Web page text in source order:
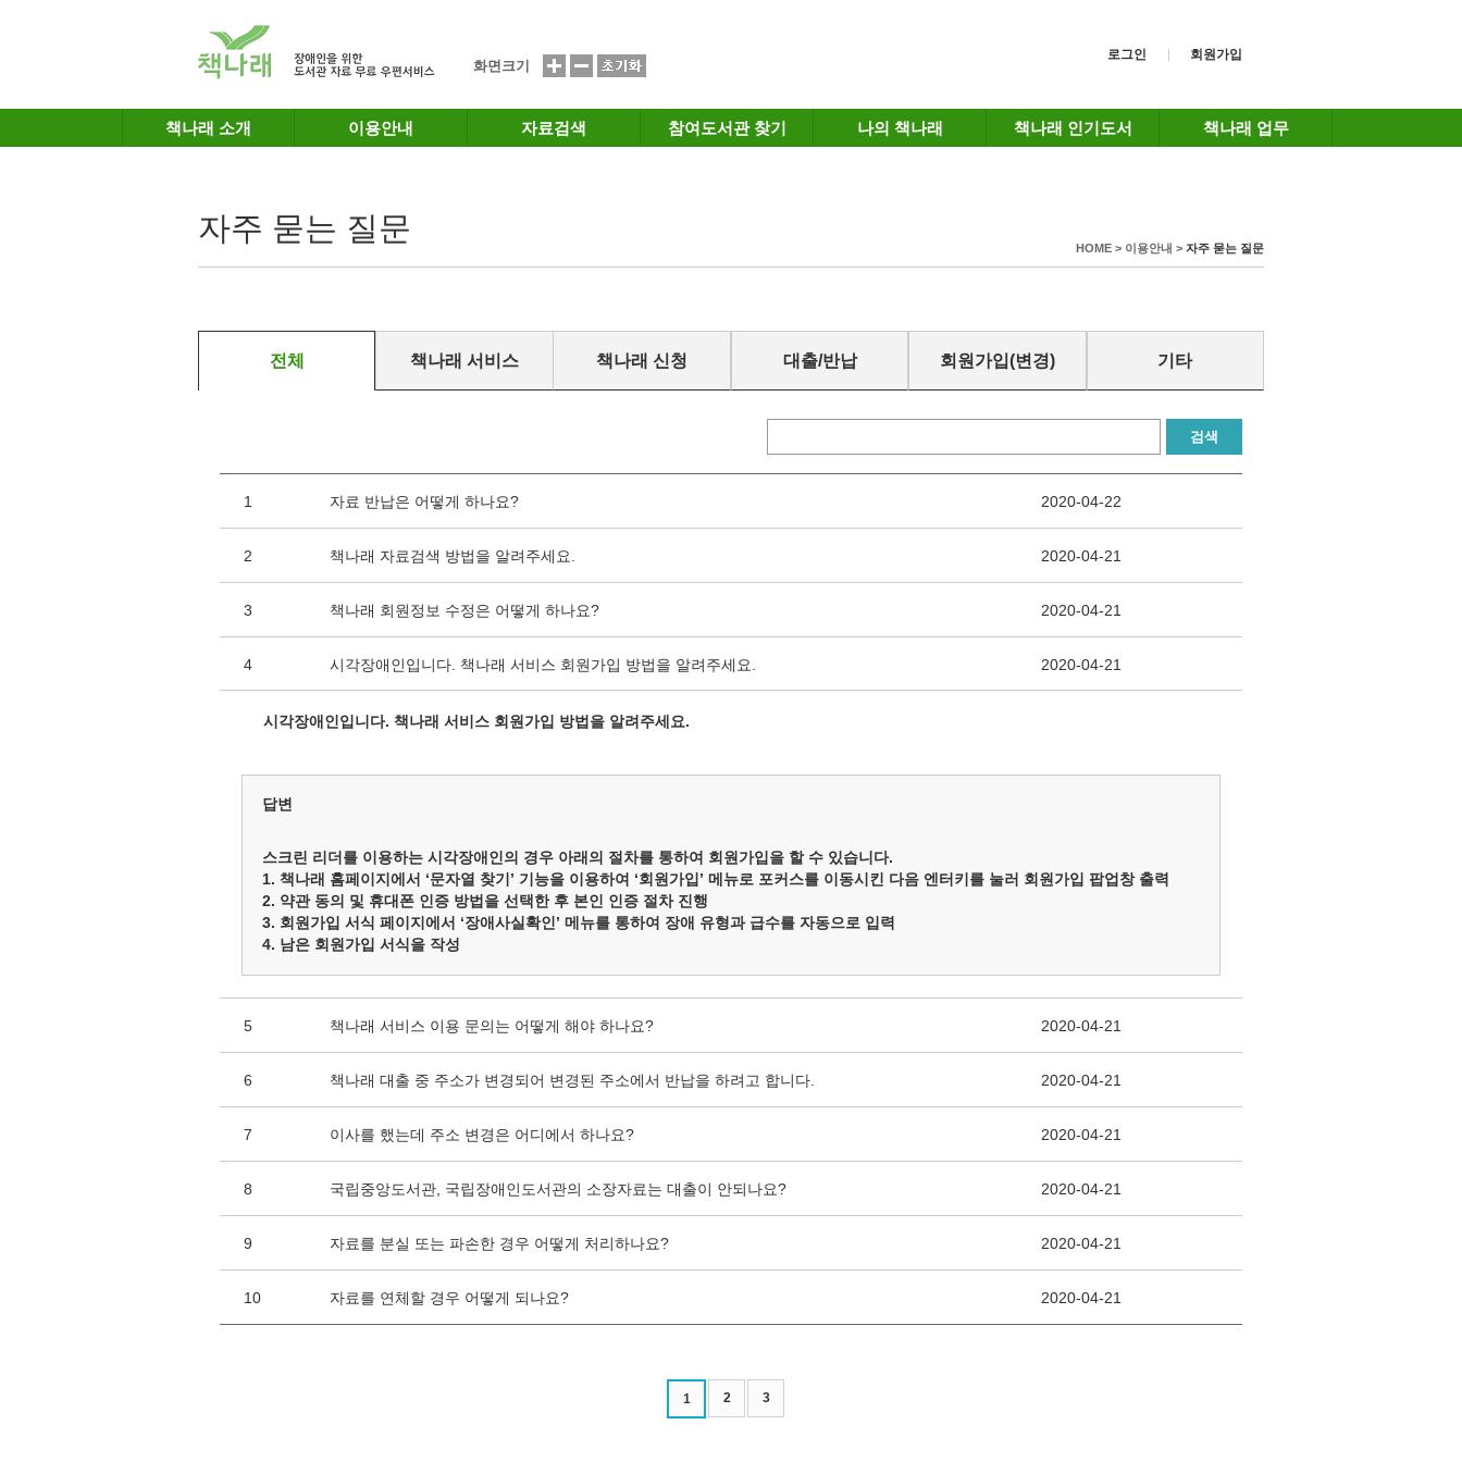
화면크기
로그인 회원가입
책나래 소개 이용안내 자료검색 참여도서관 찾기 나의 책나래 책나래 인기도서 책나래 업무
자주 묻는 질문
HOME > 이용안내 > 자주 묻는 질문
전체 책나래 서비스 책나래 신청 대출/반납 회원가입(변경) 기타
검색
1 자료 반납은 어떻게 하나요? 2020-04-22
2 책나래 자료검색 방법을 알려주세요. 2020-04-21
3 책나래 회원정보 수정은 어떻게 하나요? 2020-04-21
4 시각장애인입니다. 책나래 서비스 회원가입 방법을 알려주세요. 2020-04-21
시각장애인입니다. 책나래 서비스 회원가입 방법을 알려주세요.
답변
스크린 리더를 이용하는 시각장애인의 경우 아래의 절차를 통하여 회원가입을 할 수 있습니다.
1. 책나래 홈페이지에서 ‘문자열 찾기’ 기능을 이용하여 ‘회원가입’ 메뉴로 포커스를 이동시킨 다음 엔터키를 눌러 회원가입 팝업창 출력
2. 약관 동의 및 휴대폰 인증 방법을 선택한 후 본인 인증 절차 진행
3. 회원가입 서식 페이지에서 ‘장애사실확인’ 메뉴를 통하여 장애 유형과 급수를 자동으로 입력
4. 남은 회원가입 서식을 작성
5 책나래 서비스 이용 문의는 어떻게 해야 하나요? 2020-04-21
6 책나래 대출 중 주소가 변경되어 변경된 주소에서 반납을 하려고 합니다. 2020-04-21
7 이사를 했는데 주소 변경은 어디에서 하나요? 2020-04-21
8 국립중앙도서관, 국립장애인도서관의 소장자료는 대출이 안되나요? 2020-04-21
9 자료를 분실 또는 파손한 경우 어떻게 처리하나요? 2020-04-21
10 자료를 연체할 경우 어떻게 되나요? 2020-04-21
1 2 3